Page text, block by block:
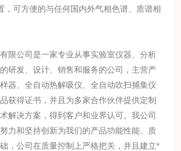
，可方便的与任何国内外气相色谱、质谱相
限公司是一家专业从事实验室仪器、分析
研发、设计、销售和服务的公司，主营产
器、全自动热解吸仪、全自动吹扫捕集仪
获得证书，并且为多家合作伙伴提供定制
解决方案，得到客户和业界认可。我公司
力和坚持创新为我们的产品功能性能、质
，公司在质量控制上严格把关，并且建立*